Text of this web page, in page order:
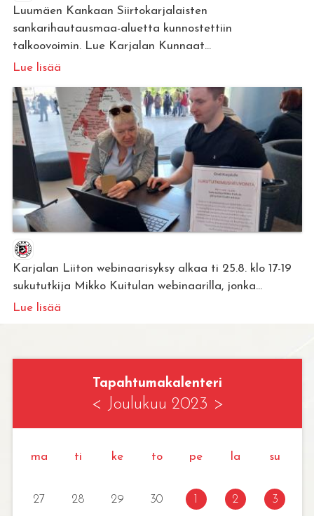
Luumäen Kankaan Siirtokarjalaisten
sankarihautausmaa-aluetta kunnostettiin
talkoovoimin. Lue Karjalan Kunnaat...
Lue lisää
Karjalan Liiton webinaarisyksy alkaa ti 25.8. klo 17-19
sukututkija Mikko Kuitulan webinaarilla, jonka...
Lue lisää
Tapahtumakalenteri
< Joulukuu 2023 >
ma ti ke to pe la su
27 28 29 30 2 3